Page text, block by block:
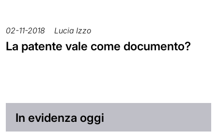
02-11-2018 Lucia Izzo
La patente vale come documento?
In evidenza oggi